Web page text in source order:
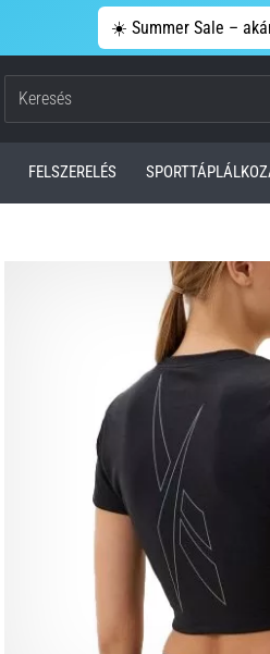
☀️ Summer Sale –
FELSZERELÉS